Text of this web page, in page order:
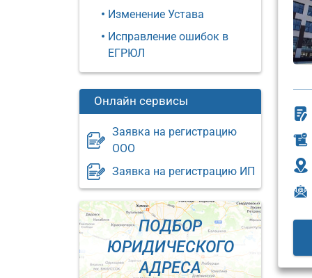
Изменение Устава
Исправление ошибок в
ЕГРЮЛ
Онлайн сервисы
Заявка на регистрацию
ООО
Заявка на регистрацию ИП
ПОДБОР
ЮРИДИЧЕСКОГО
АДРЕСА